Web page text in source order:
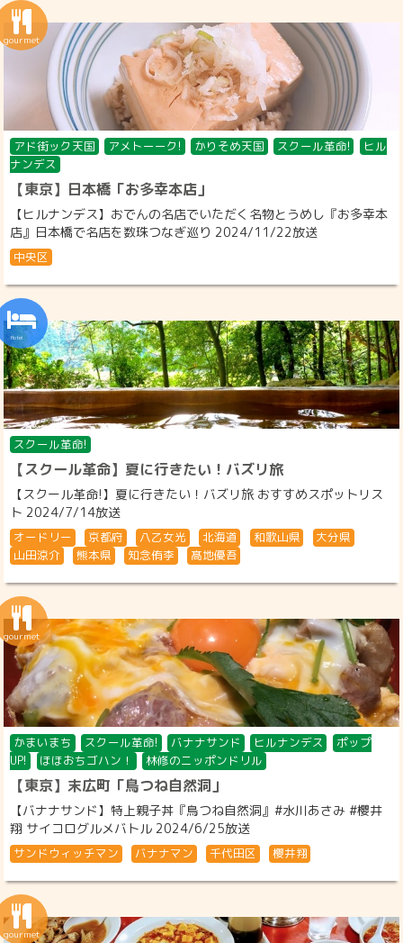
アド街ック天国 アメトーーク! かりそめ天国 スクール革命!
ヒル
ナンデス
【東京】日本橋「お多幸本店」
【ヒルナンデス】おでんの名店でいただく名物とうめし『お多幸本
店』日本橋で名店を数珠つなぎ巡り 2024/11/22放送
中央区
スクール革命!
【スクール革命】夏に行きたい！バズリ旅
【スクール革命!】夏に行きたい！バズリ旅 おすすめスポットリス
ト 2024/7/14放送
オードリー 京都府 八乙女光 北海道 和歌山県
大分県
山田涼介
熊本県 知念侑李 髙地優吾
かまいまち スクール革命! バナナサンド ヒルナンデス
ポップ
UP!
ほほおちゴハン！ 林修のニッポンドリル
【東京】末広町「鳥つね自然洞」
【バナナサンド】特上親子丼『鳥つね自然洞』#水川あさみ #櫻井
翔 サイコログルメバトル 2024/6/25放送
サンドウィッチマン バナナマン 千代田区 櫻井翔